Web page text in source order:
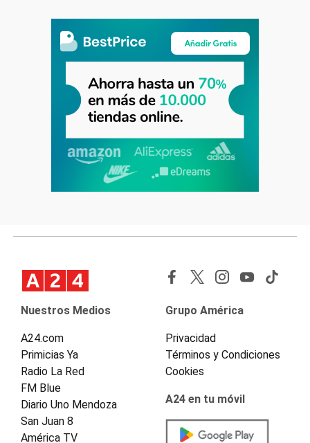
Nuestros Medios
A24.com
Primicias Ya
Radio La Red
FM Blue
Diario Uno Mendoza
San Juan 8
América TV
Grupo América
Privacidad
Términos y Condiciones
Cookies
A24 en tu móvil